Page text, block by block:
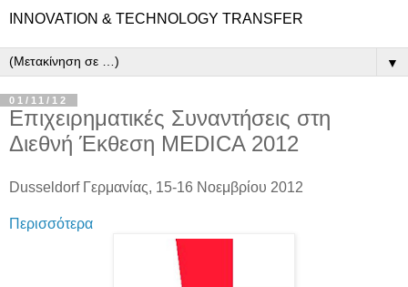
INNOVATION & TECHNOLOGY TRANSFER
▼
01/11/12
Επιχειρηματικές Συναντήσεις στη
Διεθνή Έκθεση MEDICA 2012
Dusseldorf Γερμανίας, 15-16 Νοεμβρίου 2012
Περισσότερα